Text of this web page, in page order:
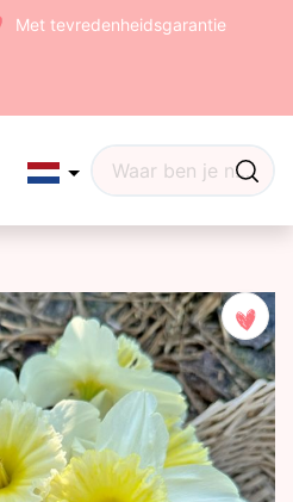
Met tevredenheidsgarantie
(242)